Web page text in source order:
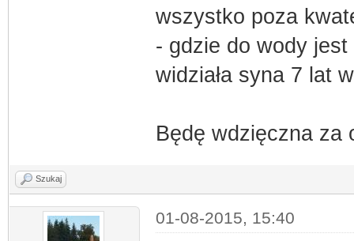
wszystko poza
- gdzie do wody jest
widziała syna 7 lat
Będę wdzięczna za
Szukaj
01-08-2015, 15:40